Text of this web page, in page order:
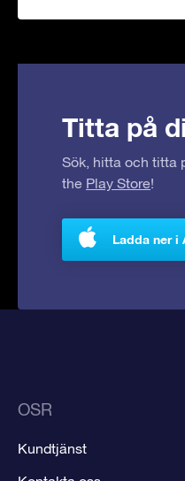
Titta på
Sök, hitta och titta
the Play Store!
Ladda ner i
OSR
Kundtjänst